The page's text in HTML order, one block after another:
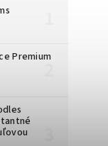
Premium